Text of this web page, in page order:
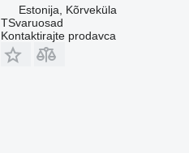
Estonija, Kõrveküla
TSvaruosad
Kontaktirajte prodavca